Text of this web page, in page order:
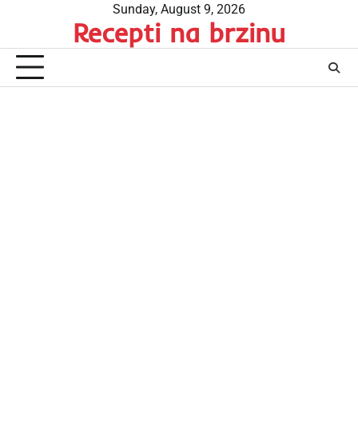
content
Sunday, August 9, 2026
Recepti na brzinu